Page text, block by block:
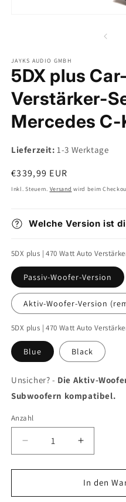
JAYKS AUDIO GMBH
5DX plus
Verstärker-
Mercedes
Lieferzeit: 1-3 Werktage
Normaler
Preis
€339,99 EUR
Inkl. Steuern. Versand wird beim
Welche Version ist
5DX plus | 470 Watt Auto
Passiv-Woofer-Version
Aktiv-Woofer-Version
5DX plus | 470 Watt Auto
Blue Black
Unsicher? - Die Aktiv-
Subwoofern kompatibel.
Anzahl
Verringere
die
Menge
5DX
Erhöhe
die
Menge
für
5DX
In den